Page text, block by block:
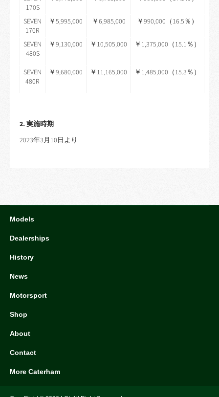
170S
SEVEN
170R
￥5,995,000 ￥6,985,000 ￥990,000（16.5％）
SEVEN
480S
￥9,130,000 ￥10,505,000 ￥1,375,000（15.1％）
SEVEN
480R
￥9,680,000 ￥11,165,000 ￥1,485,000（15.3％）
2. 実施時期
2023年3月10日より
Models
Dealerships
History
News
Motorsport
Shop
About
Contact
More Caterham